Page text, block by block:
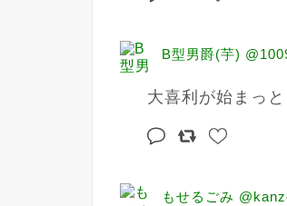
B型男爵(芋)
大喜利が始まっ
もせるごみ